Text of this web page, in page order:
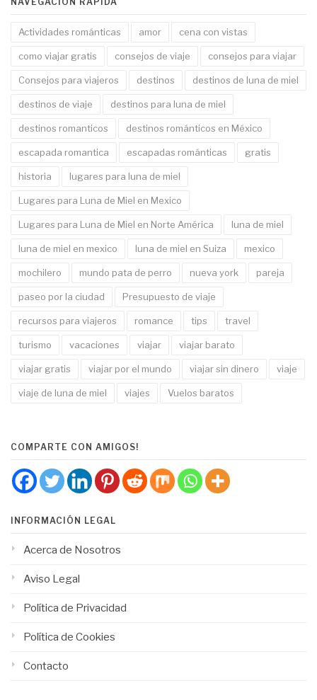
Actividades románticas amor cena con vistas
como viajar gratis consejos de viaje consejos para viajar
Consejos para viajeros destinos destinos de luna de miel
destinos de viaje destinos para luna de miel
destinos romanticos destinos románticos en México
escapada romantica escapadas románticas gratis
historia lugares para luna de miel
Lugares para Luna de Miel en Mexico
Lugares para Luna de Miel en Norte América luna de miel
luna de miel en mexico luna de miel en Suiza mexico
mochilero mundo pata de perro nueva york pareja
paseo por la ciudad Presupuesto de viaje
recursos para viajeros romance tips travel
turismo vacaciones viajar viajar barato
viajar gratis viajar por el mundo viajar sin dinero viaje
viaje de luna de miel viajes Vuelos baratos
COMPARTE CON AMIGOS!
INFORMACIÓN LEGAL
Acerca de Nosotros
Aviso Legal
Política de Privacidad
Política de Cookies
Contacto